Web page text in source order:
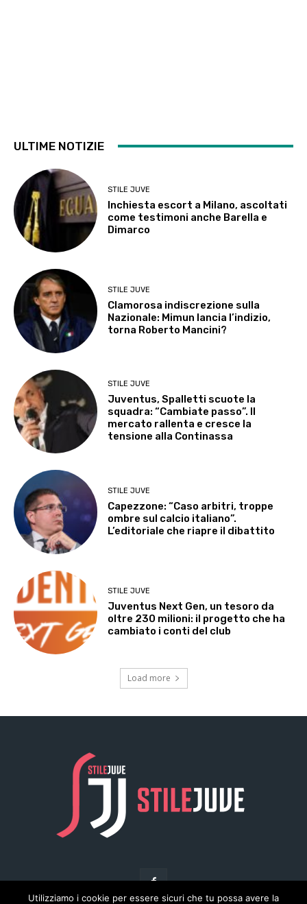
Utilizziamo i cookie per essere sicuri che tu possa avere la